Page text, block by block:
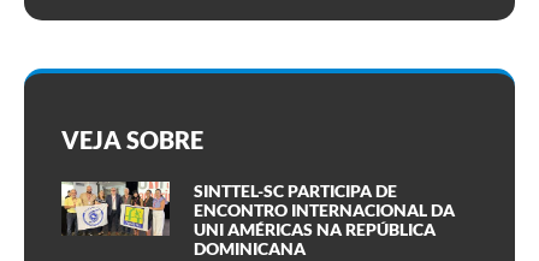
VEJA SOBRE
SINTTEL-SC PARTICIPA DE
ENCONTRO INTERNACIONAL DA
UNI AMÉRICAS NA REPÚBLICA
DOMINICANA